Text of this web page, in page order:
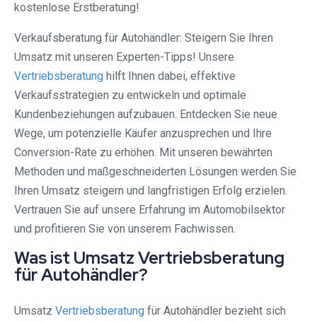
kostenlose Erstberatung!
Verkaufsberatung für Autohändler: Steigern Sie Ihren
Umsatz mit unseren Experten-Tipps! Unsere
Vertriebsberatung hilft Ihnen dabei, effektive
Verkaufsstrategien zu entwickeln und optimale
Kundenbeziehungen aufzubauen. Entdecken Sie neue
Wege, um potenzielle Käufer anzusprechen und Ihre
Conversion-Rate zu erhöhen. Mit unseren bewährten
Methoden und maßgeschneiderten Lösungen werden Sie
Ihren Umsatz steigern und langfristigen Erfolg erzielen.
Vertrauen Sie auf unsere Erfahrung im Automobilsektor
und profitieren Sie von unserem Fachwissen.
Was ist Umsatz Vertriebsberatung
für Autohändler?
Umsatz Vertriebsberatung für Autohändler bezieht sich